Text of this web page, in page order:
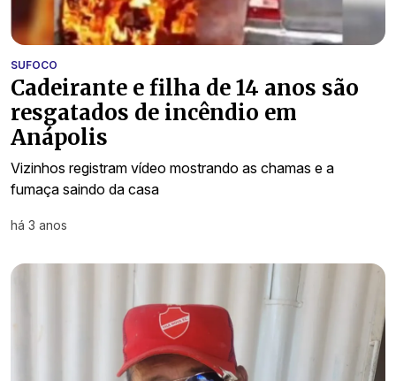
SUFOCO
Cadeirante e filha de 14 anos são
resgatados de incêndio em
Anápolis
Vizinhos registram vídeo mostrando as chamas e a
fumaça saindo da casa
há 3 anos